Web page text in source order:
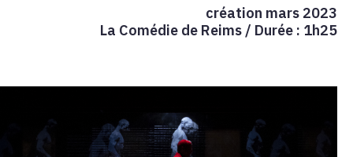
création mars 2023
La Comédie de Reims / Durée : 1h25